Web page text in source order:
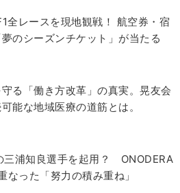
全レースを現地観戦！ 航空券・宿
のシーズンチケット」が当たる
る「働き方改革」の真実。晃友会
能な地域医療の道筋とは。
三浦知良選手を起用？ ONODERA
なった「努力の積み重ね」